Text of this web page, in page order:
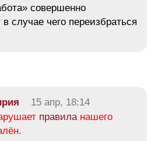
совершенно
случае чего переизбраться
15 апр, 18:14
правиланашего